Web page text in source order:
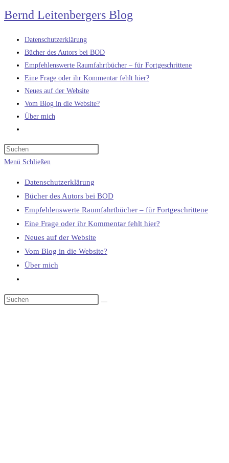
Zum
Inhalt
springen
Bernd Leitenbergers Blog
Datenschutzerklärung
Bücher des Autors bei BOD
Empfehlenswerte Raumfahrtbücher – für Fortgeschrittene
Eine Frage oder ihr Kommentar fehlt hier?
Neues auf der Website
Vom Blog in die Website?
Über mich
umschalten
Menü Schließen
Datenschutzerklärung
Bücher des Autors bei BOD
Empfehlenswerte Raumfahrtbücher – für Fortgeschrittene
Eine Frage oder ihr Kommentar fehlt hier?
Neues auf der Website
Vom Blog in die Website?
Über mich
umschalten